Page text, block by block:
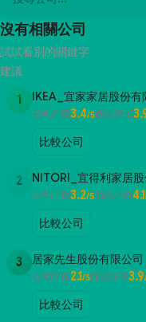
沒有相關公司
試試看別的關鍵字
建議
1 IKEA_宜家家居股份有
公司評價3.4/5面試評價
比較公司
2 NITORI_宜得利家居
公司評價3.2/5面試評價4.1
比較公司
3 居家先生股份有限公司
公司評價2.1/5面試評價3.9
比較公司